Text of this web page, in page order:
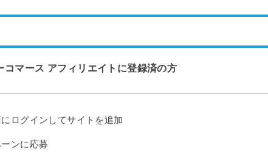
コマース アフィリエイトに登録済の方
ログインしてサイトを追加
ンに応募